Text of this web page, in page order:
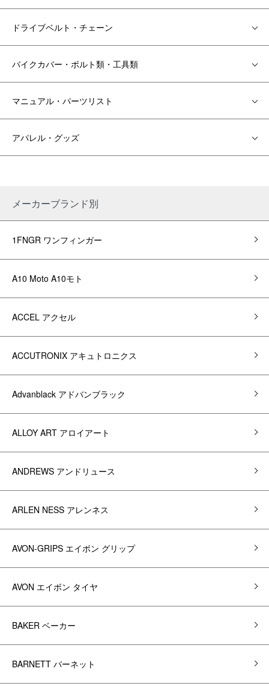
ドライブベルト・チェーン
バイクカバー・ボルト類・工具類
マニュアル・パーツリスト
アパレル・グッズ
メーカーブランド別
1FNGR ワンフィンガー
A10 Moto A10モト
ACCEL アクセル
ACCUTRONIX アキュトロニクス
Advanblack アドバンブラック
ALLOY ART アロイアート
ANDREWS アンドリュース
ARLEN NESS アレンネス
AVON-GRIPS エイボン グリップ
AVON エイボン タイヤ
BAKER ベーカー
BARNETT バーネット